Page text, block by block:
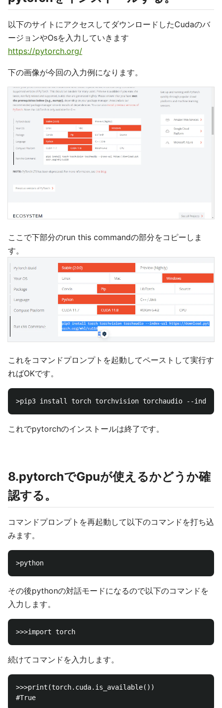
以下のサイトにアクセスしてダウンロードしたCudaのバ
ージョンやOsを入力していきます
https://pytorch.org/
下の画像が今回の入力例になります。
ここで下部分のrun this commandの部分をコピーしま
す。
これをコマンドプロンプトを起動してペーストして実行す
ればOKです。
これでpytorchのインストールは終了です。
8.pytorchでGpuが使えるかどうか確
認する。
コマンドプロンプトを再起動して以下のコマンドを打ち込
みます。
その後pythonの対話モードになるので以下のコマンドを
入力します。
続けてコマンドを入力します。
>>>print(torch.cuda.is_available())